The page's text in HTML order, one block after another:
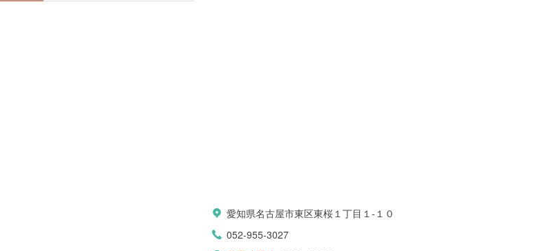
愛知県名古屋市東区東桜１丁目１-１０
052-955-3027